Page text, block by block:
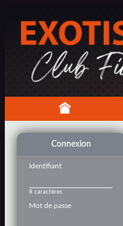
Connexion
Identifiant
8 caractères
Mot de passe